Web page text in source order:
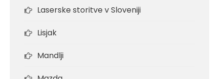
Laserske storitve v Sloveniji
Lisjak
Mandlji